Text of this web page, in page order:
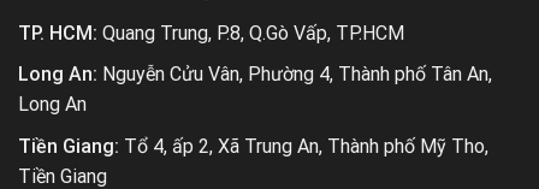
TP. HCM: Quang Trung, P.8, Q.Gò Vấp, TP.HCM
Long An: Nguyễn Cửu Vân, Phường 4, Thành phố Tân An,
Long An
Tiền Giang: Tổ 4, ấp 2, Xã Trung An, Thành phố Mỹ Tho,
Tiền Giang